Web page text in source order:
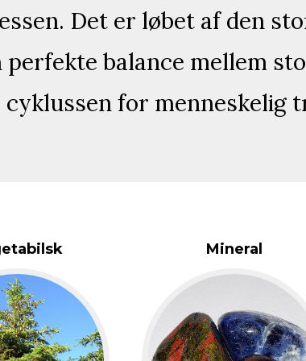
Det er løbet af den
perfekte balance mellem
for menneskelig
Mineral